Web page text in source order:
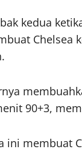
kedua
90+3,
ini membuat